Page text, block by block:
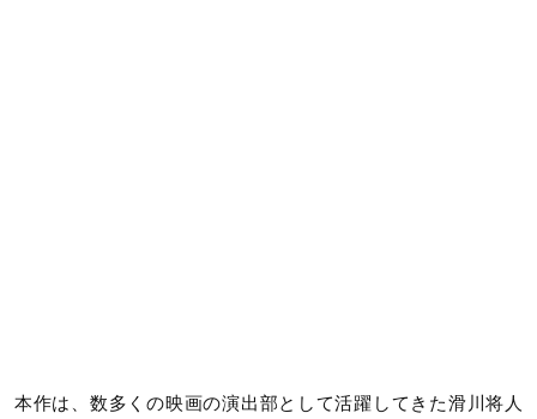
本作は、数多くの映画の演出部として活躍してきた滑川将人